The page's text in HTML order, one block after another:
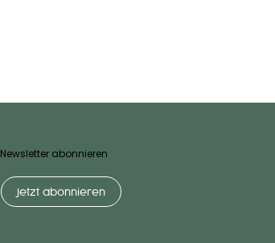
Newsletter abonnieren
Jetzt abonnieren